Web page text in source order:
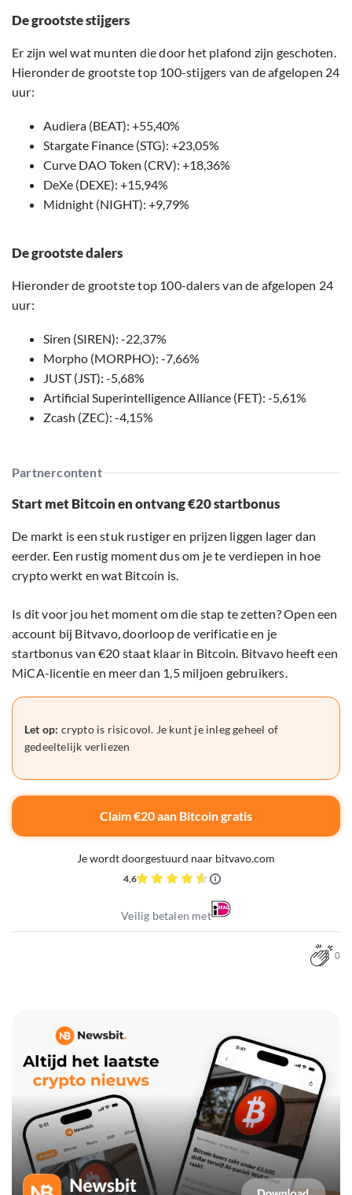
De grootste stijgers
Er zijn wel wat munten die door het plafond zijn geschoten.
Hieronder de grootste top 100-stijgers van de afgelopen 24
uur:
Audiera (BEAT): +55,40%
Stargate Finance (STG): +23,05%
Curve DAO Token (CRV): +18,36%
DeXe (DEXE): +15,94%
Midnight (NIGHT): +9,79%
De grootste dalers
Hieronder de grootste top 100-dalers van de afgelopen 24
uur:
Siren (SIREN): -22,37%
Morpho (MORPHO): -7,66%
JUST (JST): -5,68%
Artificial Superintelligence Alliance (FET): -5,61%
Zcash (ZEC): -4,15%
Partnercontent
Start met Bitcoin en ontvang €20 startbonus
De markt is een stuk rustiger en prijzen liggen lager dan
eerder. Een rustig moment dus om je te verdiepen in hoe
crypto werkt en wat Bitcoin is.
Is dit voor jou het moment om die stap te zetten? Open een
account bij Bitvavo, doorloop de verificatie en je
startbonus van €20 staat klaar in Bitcoin. Bitvavo heeft een
MiCA-licentie en meer dan 1,5 miljoen gebruikers.
Let op: crypto is risicovol. Je kunt je inleg geheel of
gedeeltelijk verliezen
Claim €20 aan Bitcoin gratis
Je wordt doorgestuurd naar bitvavo.com
4,6
Veilig betalen met
0